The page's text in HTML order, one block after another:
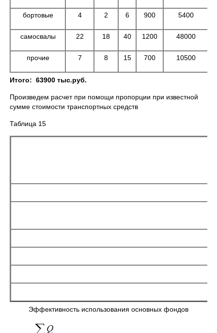
бортовые 4 2 6 900 5400
самосвалы 22 18 40 1200 48000
прочие 7 8 15 700 10500
Итого: 63900 тыс.руб.
Произведем расчет при помощи пропорции при известной
сумме стоимости транспортных средств
Таблица 15
Эффективность использования основных фондов